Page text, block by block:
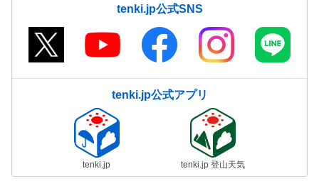
tenki.jp公式SNS
tenki.jp公式アプリ
tenki.jp tenki.jp 登山天気